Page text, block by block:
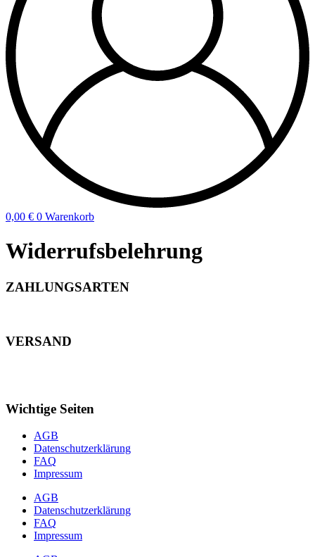
0,00 € 0 Warenkorb
Widerrufsbelehrung
ZAHLUNGSARTEN
VERSAND
Wichtige Seiten
AGB
Datenschutzerklärung
FAQ
Impressum
AGB
Datenschutzerklärung
FAQ
Impressum